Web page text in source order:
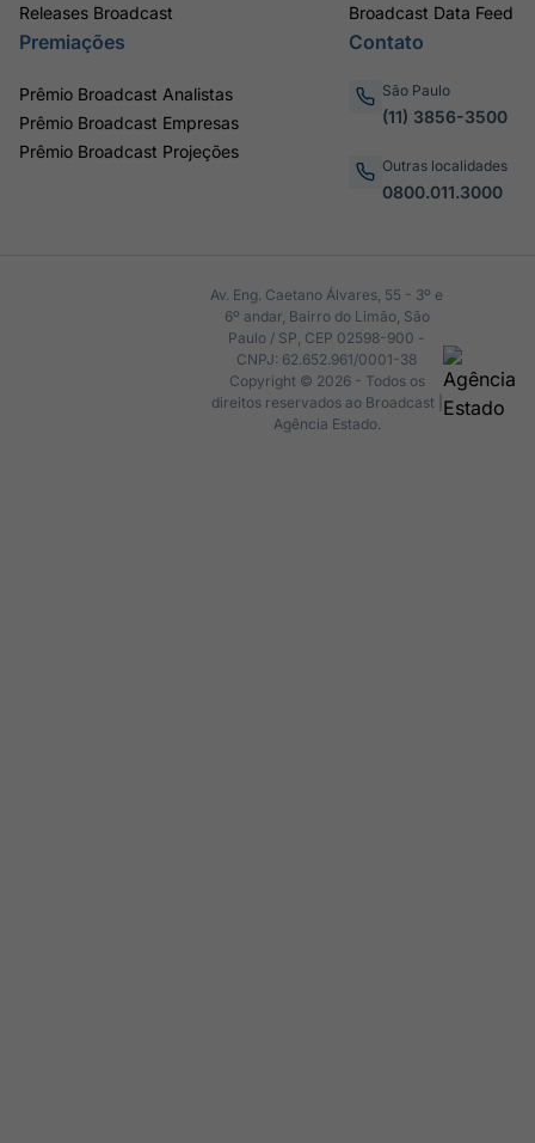
Releases Broadcast
Broadcast Data Feed
Premiações
Prêmio Broadcast Analistas
Prêmio Broadcast Empresas
Prêmio Broadcast Projeções
Contato
São Paulo
(11) 3856-3500
Outras localidades
0800.011.3000
Av. Eng. Caetano Álvares, 55 - 3º e
6º andar, Bairro do Limão, São
Paulo / SP, CEP 02598-900 -
CNPJ: 62.652.961/0001-38
Copyright © 2026 - Todos os
direitos reservados ao Broadcast |
Agência Estado.